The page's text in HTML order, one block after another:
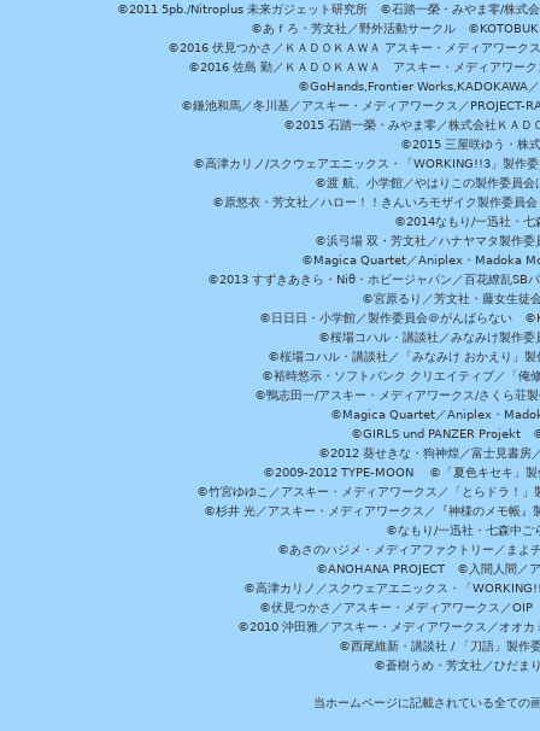
©2011 5pb./Nitroplus 未来ガジェット研究所 ©石踏一榮・みやま零/株式
©あｆろ・芳文社／野外活動サークル
©2016 伏見つかさ／ＫＡＤＯＫＡＷＡ アスキー・メディアワー
©2016 佐島 勤／ＫＡＤＯＫＡＷＡ アスキー・メディアワ
©GoHands,Frontier Works,KADOKAWA
©鎌池和馬／冬川基／アスキー・メディアワークス／
©2015 石踏一榮・みやま零／株式会社ＫＡＤ
©2015 三屋咲ゆう・株
©高津カリノ/スクウェアエニックス・「WORKING!!3」製作
©渡 航、小学館／やはりこの製作委員
©原悠衣・芳文社／ハロー！！きんいろモザイク製作委員
©2014なもり/一迅社・
©浜弓場 双・芳文社／ハナヤマタ製作
©Magica Quartet／Aniplex・Madoka
©2013 すずきあきら・Niθ・ホビージャパン／百花繚乱
©宮原るり／芳文社・藤女生徒
©日日日・小学館／製作委員会＠がんばらない
©桜場コハル・講談社／みなみけ製作
©桜場コハル・講談社／「みなみけ おかえり」
©裕時悠示・ソフトバンク クリエイティブ／「
©鴨志田一/アスキー・メディアワークス/さく
©Magica Quartet／Aniplex・
©GIRLS und PANZER Projekt ©
©2012 葵せきな・狗神煌／富士見書
©2009-2012 TYPE-MOON ©「夏色キセキ」製
©竹宮ゆゆこ／アスキー・メディアワークス／「とらドラ！
©杉井 光／アスキー・メディアワークス／『神様のメモ帳
©なもり/一迅社・七森中
©あさのハジメ・メディアファクトリー／ま
©ANOHANA PROJECT ©入間人間／ア
©高津カリノ／スクウェアエニックス・「
©伏見つかさ／アスキー・メディアワークス／
©2010 沖田雅／アスキー・メディアワークス／オオ
©西尾維新・講談社 / 「刀語」製作
©蒼樹うめ・芳文社／ひだま
当ホームページに記載されている全ての